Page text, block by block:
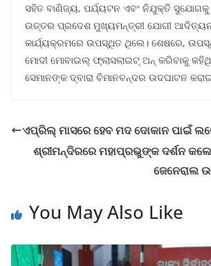
ସହିତ ବାଣିଜ୍ୟ, ପର୍ଯ୍ୟଟନ ଏବଂ ନିଯୁକ୍ତି
ଉତ୍ତର ପ୍ରଦେଶ ମୁଖ୍ୟମନ୍ତ୍ରୀ ଯୋଗୀ
କାର୍ଯ୍ୟକ୍ରମରେ ଉପସ୍ଥିତ ଥିଲେ। ଶେଷରେ,
ମୋଦୀ ମୋବାଇଲ୍ ଫ୍ଲାସଲାଇଟ୍‌ ଅନ୍‌ କରିବାକୁ
ସେମାନଙ୍କ ଦ୍ବାରା ବିମାନବନ୍ଦର ଉଦଘାଟନ
ଏପ୍ରିଲ୍ ମାସରେ ହେବ ମଦ ଦୋକାନ ପାଇଁ
ଶ୍ରୀମନ୍ଦିରରେ ମହାପ୍ରଭୁଙ୍କ ଦର୍ଶନ
ଜେନେରାଲ
You May Also Like